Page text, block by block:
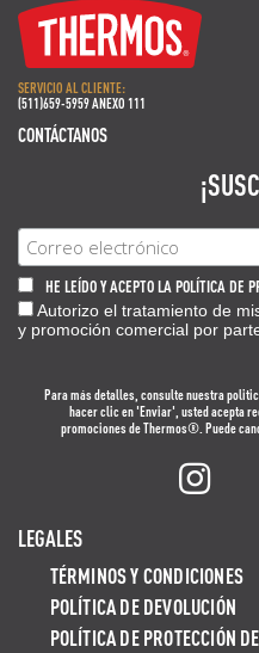
SERVICIO AL CLIENTE:
(511)659-5959 ANEXO 111
CONTÁCTANOS
HE LEÍDO Y ACEPTO LA POLÍTICA DE
Autorizo el tratamiento de
y promoción comercial por
Para más detalles, consulte nuestra
hacer clic en 'Enviar', usted acepta
promociones de Thermos®. Puede
LEGALES
TÉRMINOS Y CONDICIONES
POLÍTICA DE DEVOLUCIÓN
POLÍTICA DE PROTECCIÓN